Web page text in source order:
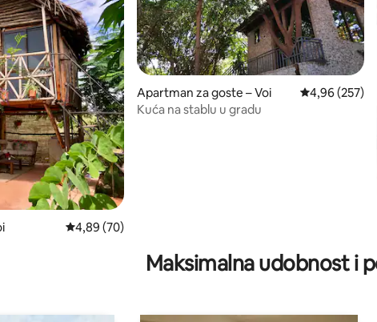
Prosječna ocjena: 4,89/5, recenzija: 70
4,89 (70)
Apartman za goste – Voi Prosječna
4,96 (257)
Kuća na stablu u gradu
Maksimalna udobnost i